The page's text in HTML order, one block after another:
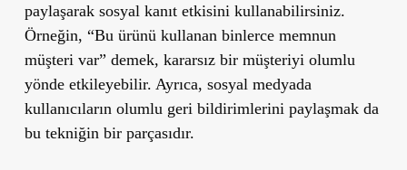
paylaşarak sosyal kanıt etkisini kullanabilirsiniz.
Örneğin, “Bu ürünü kullanan binlerce memnun
müşteri var” demek, kararsız bir müşteriyi olumlu
yönde etkileyebilir. Ayrıca, sosyal medyada
kullanıcıların olumlu geri bildirimlerini paylaşmak da
bu tekniğin bir parçasıdır.